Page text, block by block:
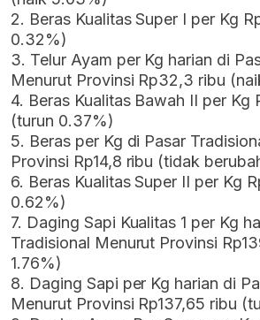
2. Beras Kualitas Super I per Kg
0.32%)
3. Telur Ayam per Kg harian di
Menurut Provinsi Rp32,3 ribu
4. Beras Kualitas Bawah II per Kg
(turun 0.37%)
5. Beras per Kg di Pasar
Provinsi Rp14,8 ribu (tidak
6. Beras Kualitas Super II per Kg
0.62%)
7. Daging Sapi Kualitas 1 per Kg
Tradisional Menurut Provinsi
1.76%)
8. Daging Sapi per Kg harian di
Menurut Provinsi Rp137,65 ribu